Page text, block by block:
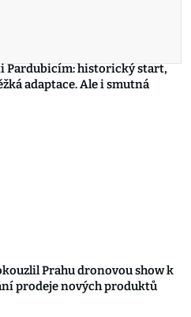
Pardubicím: historický start,
adaptace. Ale i smutná
Prahu dronovou show k
prodeje nových produktů